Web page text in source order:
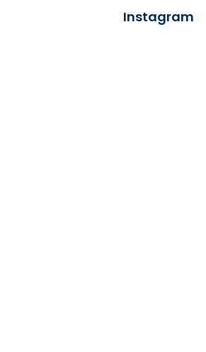
Arquebisbat de Barcelona
Instagram